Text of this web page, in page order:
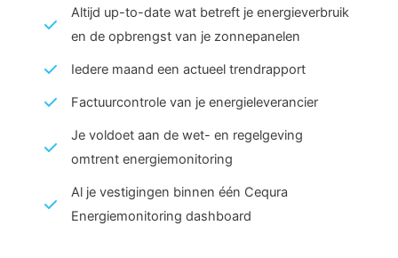
Altijd up-to-date wat betreft je energieverbruik
en de opbrengst van je zonnepanelen
Iedere maand een actueel trendrapport
Factuurcontrole van je energieleverancier
Je voldoet aan de wet- en regelgeving
omtrent energiemonitoring
Al je vestigingen binnen één Cequra
Energiemonitoring dashboard